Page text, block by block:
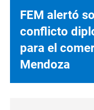
FEM alertó
conflicto
para el
Mendoza